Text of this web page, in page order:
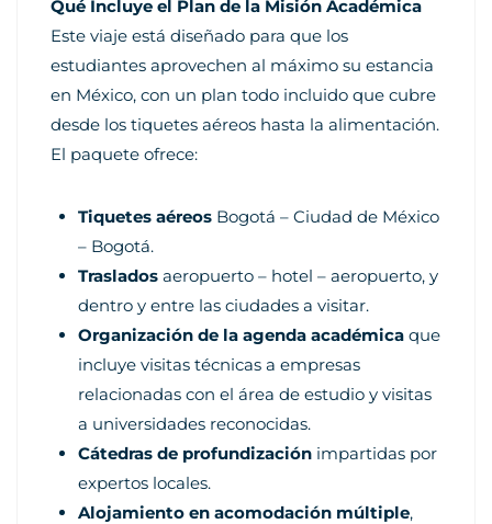
Qué Incluye el Plan de la Misión Académica
Este viaje está diseñado para que los
estudiantes aprovechen al máximo su estancia
en México, con un plan todo incluido que cubre
desde los tiquetes aéreos hasta la alimentación.
El paquete ofrece:
Tiquetes aéreos Bogotá – Ciudad de México
– Bogotá.
Traslados aeropuerto – hotel – aeropuerto, y
dentro y entre las ciudades a visitar.
Organización de la agenda académica que
incluye visitas técnicas a empresas
relacionadas con el área de estudio y visitas
a universidades reconocidas.
Cátedras de profundización impartidas por
expertos locales.
Alojamiento en acomodación múltiple,